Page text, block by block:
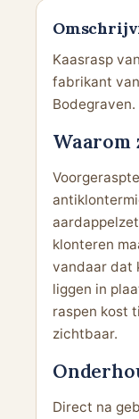
Kaasrasp
fabrikant
Bodegraven.
Waarom
klonteren
vandaar dat
liggen in
raspen kost
zichtbaar.
Direct na